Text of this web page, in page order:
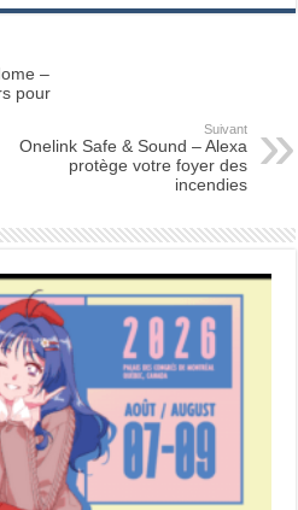
–
pour
Suivant
Onelink Safe & Sound – Alexa
protège votre foyer des
incendies